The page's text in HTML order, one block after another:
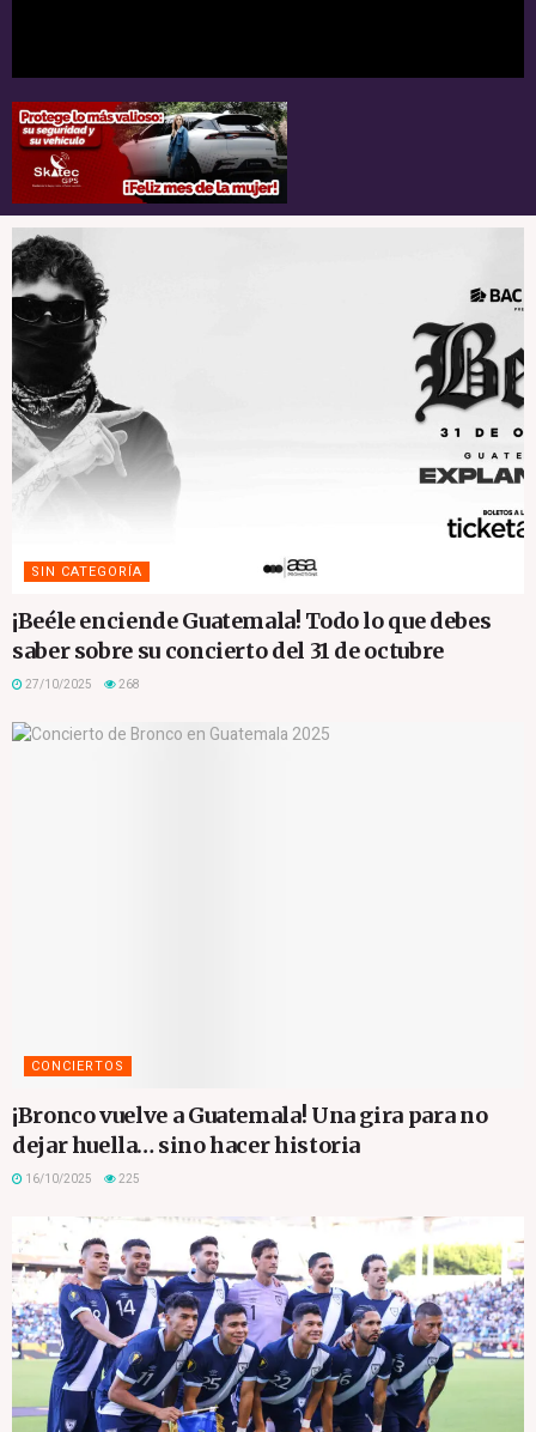
SIN CATEGORÍA
¡Beéle enciende Guatemala! Todo lo que debes
saber sobre su concierto del 31 de octubre
27/10/2025 268
CONCIERTOS
¡Bronco vuelve a Guatemala! Una gira para no
dejar huella… sino hacer historia
16/10/2025 225